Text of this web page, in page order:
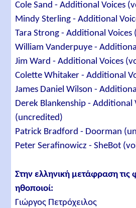
Cole Sand - Additional Voices
Mindy Sterling - Additional
Tara Strong - Additional Voices
William Vanderpuye -
Jim Ward - Additional Voices
Colette Whitaker - Additional
James Daniel Wilson -
Derek Blankenship - Additional
(uncredited)
Patrick Bradford - Doorman
Peter Serafinowicz - SheBot
Στην ελληνική μετάφραση τις
ηθοποιοί:
Γιώργος Πετρόχειλος